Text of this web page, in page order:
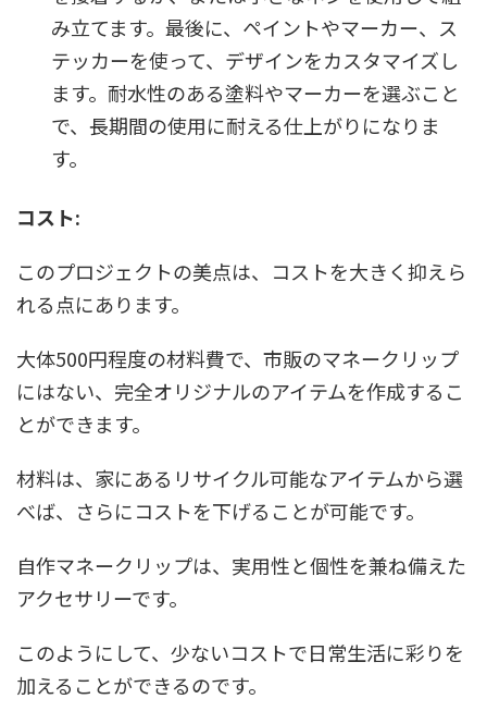
み立てます。最後に、ペイントやマーカー、ス
テッカーを使って、デザインをカスタマイズし
ます。耐水性のある塗料やマーカーを選ぶこと
で、長期間の使用に耐える仕上がりになりま
す。
コスト:
このプロジェクトの美点は、コストを大きく抑えら
れる点にあります。
大体500円程度の材料費で、市販のマネークリップ
にはない、完全オリジナルのアイテムを作成するこ
とができます。
材料は、家にあるリサイクル可能なアイテムから選
べば、さらにコストを下げることが可能です。
自作マネークリップは、実用性と個性を兼ね備えた
アクセサリーです。
このようにして、少ないコストで日常生活に彩りを
加えることができるのです。